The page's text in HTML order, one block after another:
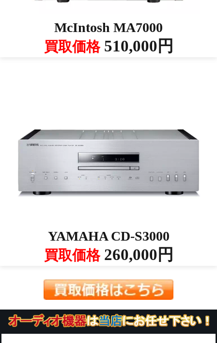
McIntosh MA7000
買取価格510,000円
YAMAHA CD-S3000
買取価格260,000円